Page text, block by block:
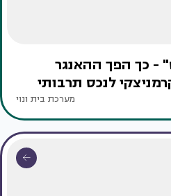
- כך הפך ההאנגר
לנכס תרבותי
מערכת בית ונוי